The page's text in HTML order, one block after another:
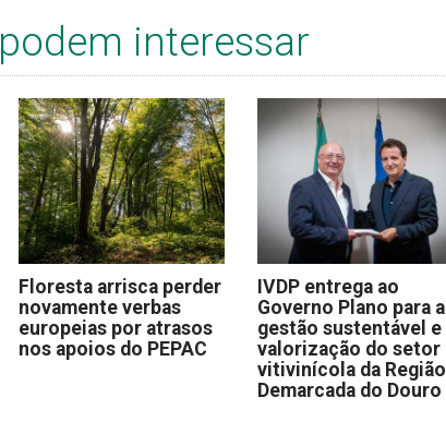
interessar
Floresta arrisca perder
novamente verbas
europeias por atrasos
nos apoios do PEPAC
IVDP entrega ao
Governo Plano para a
gestão sustentável e
valorização do setor
vitivinícola da Região
Demarcada do Douro